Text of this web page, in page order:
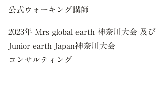
公式ウォーキング講師
2023年 Mrs global earth 神奈川大会 及び
Junior earth Japan神奈川大会
コンサルティング